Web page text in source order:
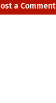
a Comment